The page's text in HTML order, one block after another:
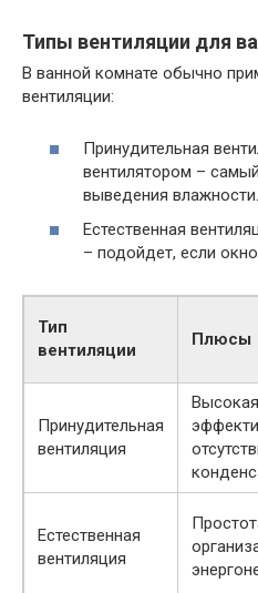
Типы вентиляции для
В ванной комнате обычно
вентиляции:
Принудительная
вентилятором –
выведения влажности.
Естественная
– подойдет, если
Тип
вентиляции
Плюсы
Принудительная
вентиляция
Высокая
Естественная
вентиляция